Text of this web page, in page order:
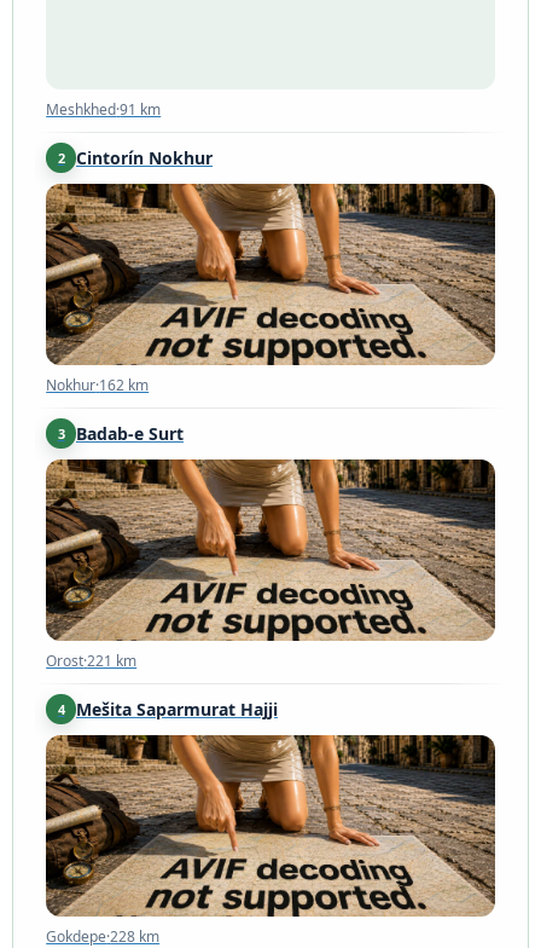
Meshkhed·91 km
2 Cintorín Nokhur
Nokhur·162 km
Nokhur·162 km
3 Badab-e Surt
Orost·221 km
Orost·221 km
4 Mešita Saparmurat Hajji
Gokdepe·228 km
Gokdepe·228 km